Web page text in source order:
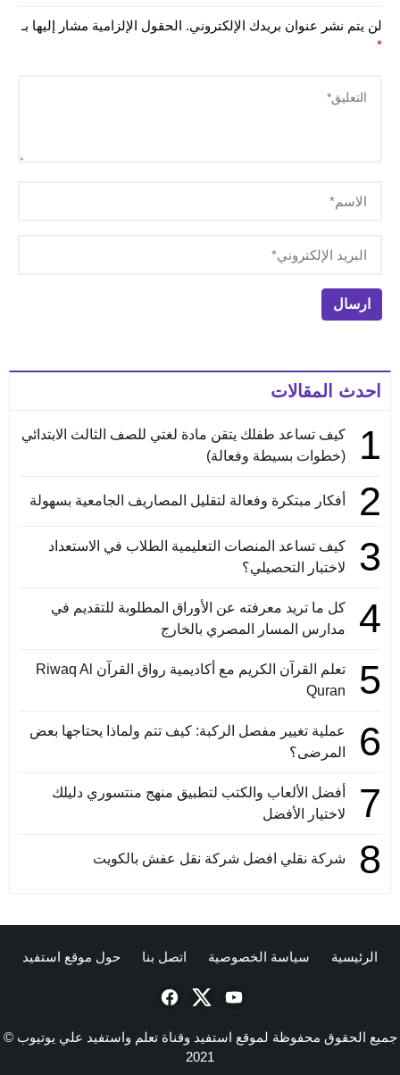
لن يتم نشر عنوان بريدك الإلكتروني. الحقول الإلزامية مشار إليها بـ
*
احدث المقالات
1
كيف تساعد طفلك يتقن مادة لغتي للصف الثالث الابتدائي
(خطوات بسيطة وفعالة)
2 أفكار مبتكرة وفعالة لتقليل المصاريف الجامعية بسهولة
3
كيف تساعد المنصات التعليمية الطلاب في الاستعداد
لاختبار التحصيلي؟
4
كل ما تريد معرفته عن الأوراق المطلوبة للتقديم في
مدارس المسار المصري بالخارج
5
تعلم القرآن الكريم مع أكاديمية رواق القرآن Riwaq Al
Quran
6
عملية تغيير مفصل الركبة: كيف تتم ولماذا يحتاجها بعض
المرضى؟
7
أفضل الألعاب والكتب لتطبيق منهج منتسوري دليلك
لاختيار الأفضل
8 شركة نقلي افضل شركة نقل عفش بالكويت
الرئيسية سياسة الخصوصية اتصل بنا حول موقع استفيد
جميع الحقوق محفوظة لموقع استفيد وقناة تعلم واستفيد علي يوتيوب ©
2021